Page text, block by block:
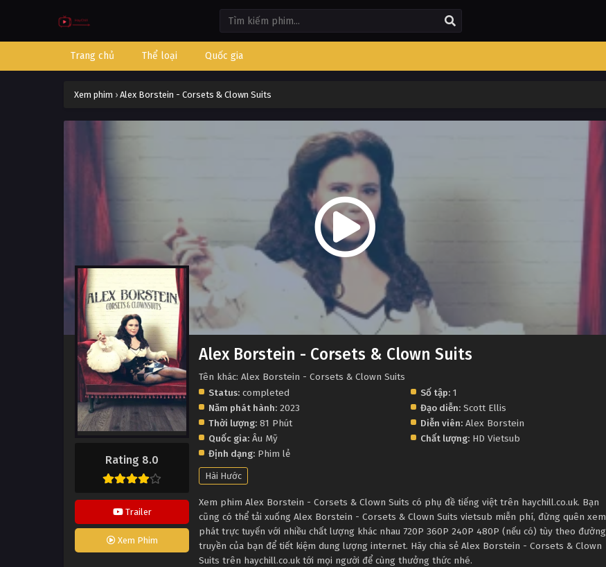
Trang chủ Thể loại Quốc gia
Xem phim › Alex Borstein - Corsets & Clown Suits
Rating 8.0
Trailer
Xem Phim
Alex Borstein - Corsets & Clown Suits
Tên khác: Alex Borstein - Corsets & Clown Suits
Status: completed
Năm phát hành: 2023
Thời lượng: 81 Phút
Quốc gia: Âu Mỹ
Định dạng: Phim lẻ
Số tập:1
Đạo diễn: Scott Ellis
Diễn viên: Alex Borstein
Chất lượng: HD Vietsub
Hài Hước
Xem phim Alex Borstein - Corsets & Clown Suits có phụ đề tiếng việt trên haychill.co.uk. Bạn
cũng có thể tải xuống Alex Borstein - Corsets & Clown Suits vietsub miễn phí, đừng quên xem
phát trực tuyến với nhiều chất lượng khác nhau 720P 360P 240P 480P (nếu có) tùy theo đường
truyền của bạn để tiết kiệm dung lượng internet. Hãy chia sẻ Alex Borstein - Corsets & Clown
Suits trên haychill.co.uk tới mọi người để cùng thưởng thức nhé.